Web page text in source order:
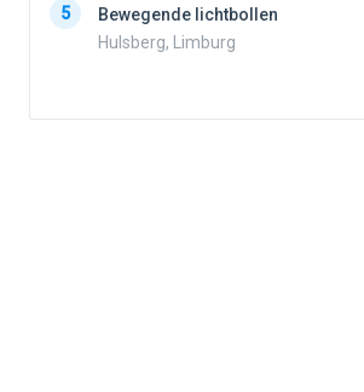
5
Bewegende lichtbollen
Hulsberg, Limburg